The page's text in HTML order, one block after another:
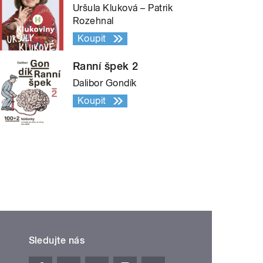
Uršula Kluková – Patrik
Rozehnal
Koupit
Ranní špek 2
Dalibor Gondík
Koupit
Sledujte nás